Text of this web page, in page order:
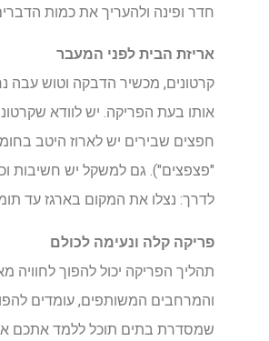
חדר ופינה ולהעריך את כמות
אריזת הבית לפני המעבר
קרטונים, מכשיר הדבקה וטוש עבה
אותו בעת הפריקה. יש לוודא
חפצים שבירים יש לארוז היטב
"פצפצים"). גם למשקל יש חשיבות
לדרך: נצלו את המקום בארגז עד
פריקה קלה ונעימה לכולם
תהליך הפריקה יכול להפוך
והמרחבים המשותפים, עומדים
שמסדרת בתים תוכל ללמד אתכם או